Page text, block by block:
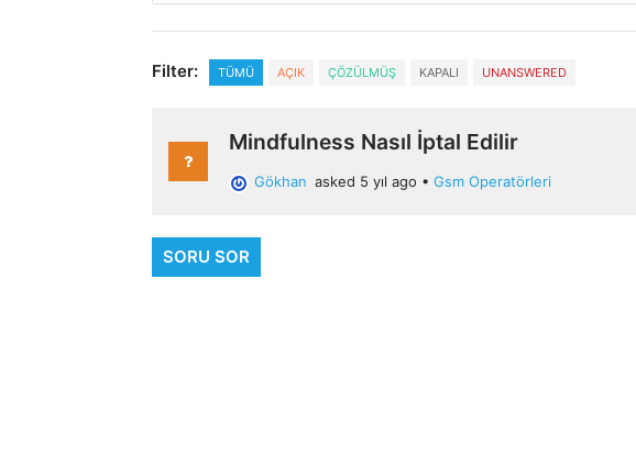
Filter: TÜMÜ AÇIK ÇÖZÜLMÜŞ KAPALI UNANSWERED
Mindfulness Nasıl İptal Edilir
Gökhan asked 5 yıl ago • Gsm Operatörleri
SORU SOR